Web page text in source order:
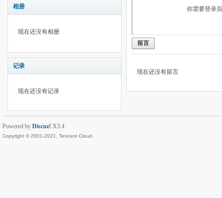
相册
现在还没有相册
记录
现在还没有记录
你需要登录
留言
现在还没有留言
Powered by Discuz! X3.4
Copyright © 2001-2021, Tencent Cloud.